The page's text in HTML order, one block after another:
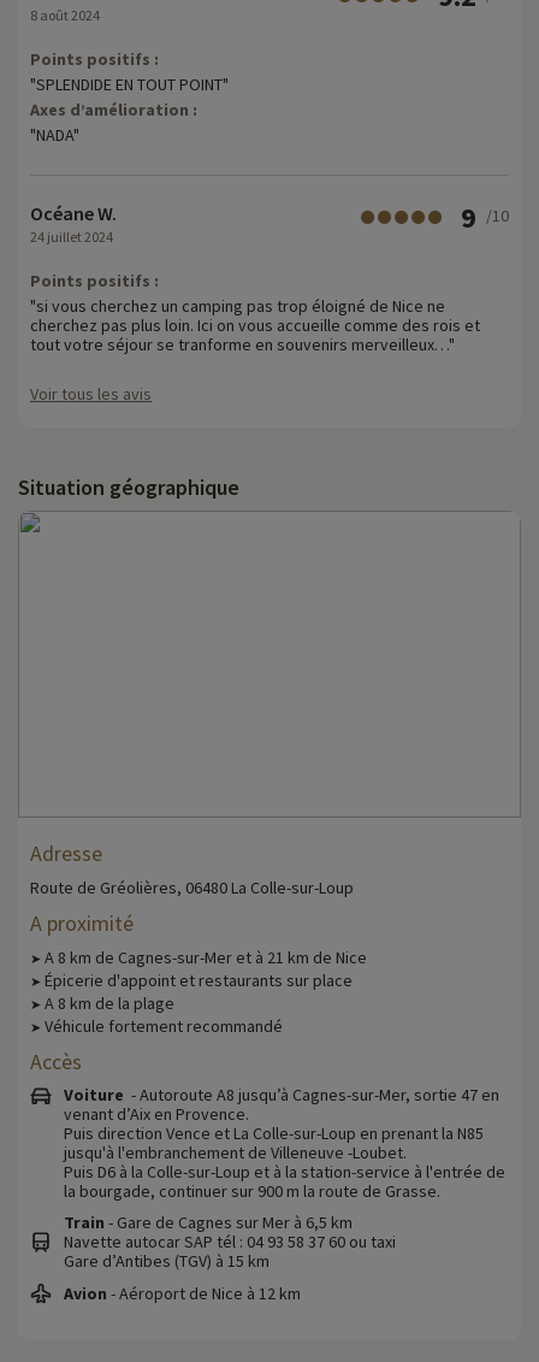
8 août 2024
Points positifs :
"SPLENDIDE EN TOUT POINT"
Axes d’amélioration :
"NADA"
Océane W.
24 juillet 2024
9 /10
Points positifs :
"si vous cherchez un camping pas trop éloigné de Nice ne
cherchez pas plus loin. Ici on vous accueille comme des rois et
tout votre séjour se tranforme en souvenirs merveilleux…"
Voir tous les avis
Situation géographique
Adresse
Route de Gréolières, 06480 La Colle-sur-Loup
A proximité
➤ A 8 km de Cagnes-sur-Mer et à 21 km de Nice
➤ Épicerie d'appoint et restaurants sur place
➤ A 8 km de la plage
➤ Véhicule fortement recommandé
Accès
Voiture - Autoroute A8 jusqu’à Cagnes-sur-Mer, sortie 47 en
venant d’Aix en Provence.
Puis direction Vence et La Colle-sur-Loup en prenant la N85
jusqu'à l'embranchement de Villeneuve -Loubet.
Puis D6 à la Colle-sur-Loup et à la station-service à l'entrée de
la bourgade, continuer sur 900 m la route de Grasse.
Train - Gare de Cagnes sur Mer à 6,5 km
Navette autocar SAP tél : 04 93 58 37 60 ou taxi
Gare d’Antibes (TGV) à 15 km
Avion - Aéroport de Nice à 12 km